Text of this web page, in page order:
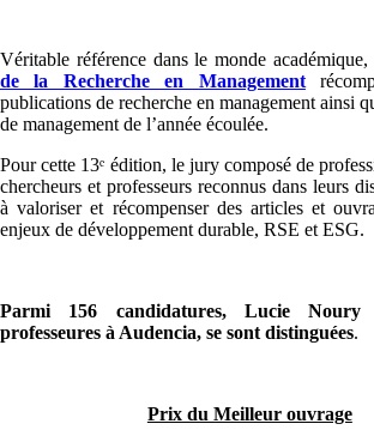
Véritable référence dans le monde
de la Recherche en Management
publications de recherche en management ainsi
de management de l’année écoulée.
Pour cette 13ᵉ édition, le jury composé de
chercheurs et professeurs reconnus dans leurs
à valoriser et récompenser des articles et
enjeux de développement durable, RSE et ESG.
Parmi 156 candidatures, Lucie
professeures à Audencia, se sont distinguées.
Prix du Meilleur ouvrage